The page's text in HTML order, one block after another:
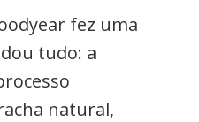
fez uma
tudo: a
natural,